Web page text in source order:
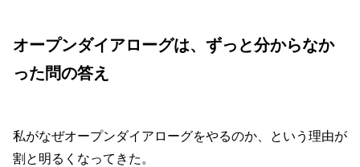
オープンダイアローグは、ずっと分からなか
った問の答え
私がなぜオープンダイアローグをやるのか、という理由が
割と明るくなってきた。